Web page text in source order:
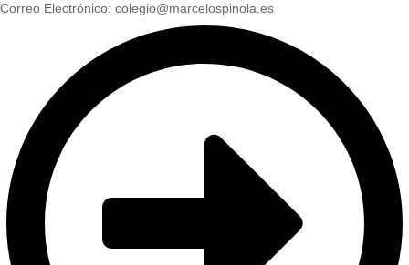
Correo Electrónico: colegio@marcelospinola.es